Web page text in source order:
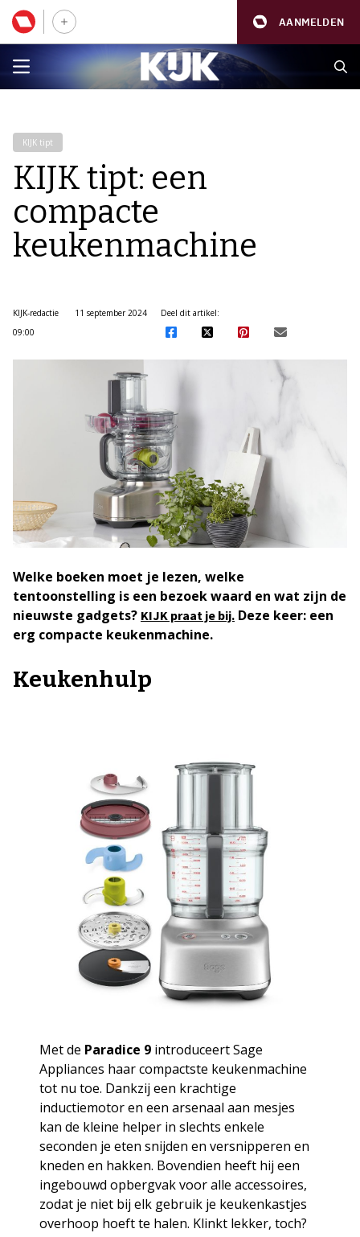
AANMELDEN
KIJK tipt
KIJK tipt: een
compacte
keukenmachine
KIJK-redactie
11 september 2024
09:00
Deel dit artikel:
Welke boeken moet je lezen, welke
tentoonstelling is een bezoek waard en wat zijn de
nieuwste gadgets? KIJK praat je bij. Deze keer: een
erg compacte keukenmachine.
Keukenhulp
Met de Paradice 9 introduceert Sage
Appliances haar compactste keukenmachine
tot nu toe. Dankzij een krachtige
inductiemotor en een arsenaal aan mesjes
kan de kleine helper in slechts enkele
seconden je eten snijden en versnipperen en
kneden en hakken. Bovendien heeft hij een
ingebouwd opbergvak voor alle accessoires,
zodat je niet bij elk gebruik je keukenkastjes
overhoop hoeft te halen. Klinkt lekker, toch?